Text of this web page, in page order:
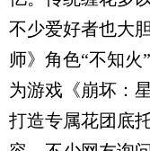
不少爱好者也大
师》角色“不知火
为游戏《崩坏：
打造专属花团底